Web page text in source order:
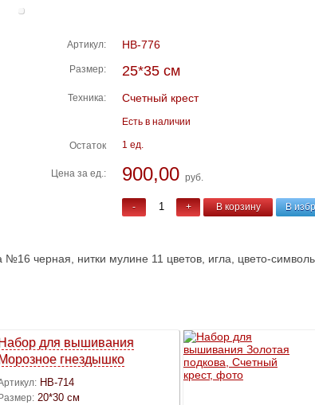
Артикул: НВ-776
Размер: 25*35 см
Техника: Счетный крест
Есть в наличии
Остаток 1 ед.
Цена за ед.: 900,00 руб.
- + В корзину В
черная, нитки мулине 11 цветов, игла, цвето-
Набор для вышивания
Морозное гнездышко
НВ-714
20*30 см